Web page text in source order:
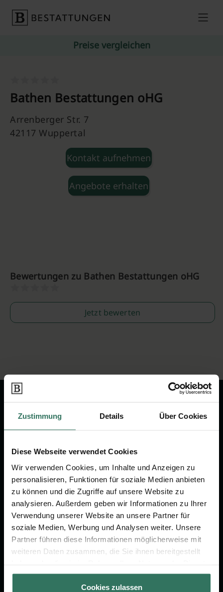
Zustimmung Details Über Cookies
Diese Webseite verwendet Cookies
Wir verwenden Cookies, um Inhalte und Anzeigen zu
personalisieren, Funktionen für soziale Medien anbieten
zu können und die Zugriffe auf unsere Website zu
analysieren. Außerdem geben wir Informationen zu Ihrer
Verwendung unserer Website an unsere Partner für
soziale Medien, Werbung und Analysen weiter. Unsere
Partner führen diese Informationen möglicherweise mit
weiteren Daten zusammen, die Sie ihnen bereitgestellt
gesammelt haben.
Cookies zulassen
Preise vergleichen
Bathen Bestattungen oHG
Arrenberger Str. 7
42117 Wuppertal
Kontakt aufnehmen
Angebote erhalten
Bewertungen zu Bathen Bestattungen oHG
Jetzt bewerten
Wir sind Ihr Ansprechpartner rund
Vorsorge.
Jetzt beraten lassen
FÜR SIE
Vergleich
Verzeichnis
FÜR BESTATTER
Online-Portal